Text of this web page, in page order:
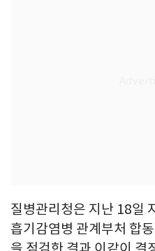
질병관리청은 지난 18일
흡기감염병 관계부처 합